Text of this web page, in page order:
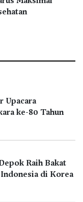
Upacara
ke-80 Tahun
Raih Bakat
di Korea